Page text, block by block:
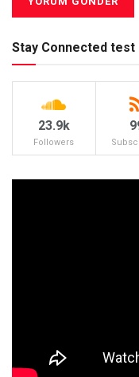
Stay Connected test
23.9k
Followers